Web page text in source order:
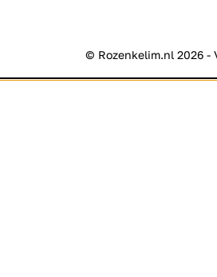
© Rozenkelim.nl 2026 -